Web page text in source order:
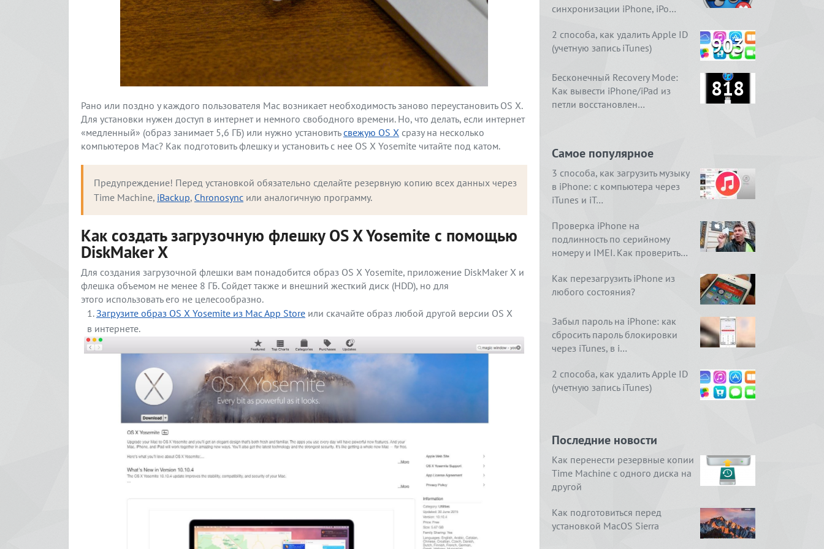
Рано или поздно у каждого пользователя Mac возникает необходимость заново переустановить OS X.
Для установки нужен доступ в интернет и немного свободного времени. Но, что делать, если интернет
«медленный» (образ занимает 5,6 ГБ) или нужно установитьсвежую OS X сразу на несколько
компьютеров Mac? Как подготовить флешку и установить с нее OS X Yosemite читайте под катом.
Предупреждение! Перед установкой обязательно сделайте резервную копию всех данных через
Time Machine, iBackup, Chronosync или аналогичную программу.
Как создать загрузочную флешку OS X Yosemite с помощью
DiskMaker X
Для создания загрузочной флешки вам понадобится образ OS X Yosemite, приложение DiskMaker X и
флешка объемом не менее 8 ГБ. Сойдет также и внешний жесткий диск (HDD), но для
этого использовать его не целесообразно.
Загрузите образ OS X Yosemite из Mac App Store или скачайте образ любой другой версии OS X
в интернете.
синхронизации iPhone, iPo…
2 способа, как удалить Apple ID
(учетную запись iTunes)
903
Бесконечный Recovery Mode:
Как вывести iPhone/iPad из
петли восстановлен…
818
Самое популярное
3 способа, как загрузить музыку
в iPhone: с компьютера через
iTunes и iT…
Проверка iPhone на
подлинность по серийному
номеру и IMEI. Как проверить…
Как перезагрузить iPhone из
любого состояния?
Забыл пароль на iPhone: как
сбросить пароль блокировки
через iTunes, в i…
2 способа, как удалить Apple ID
(учетную запись iTunes)
Последние новости
Как перенести резервные копии
Time Machine с одного диска на
другой
Как подготовиться перед
установкой MacOS Sierra